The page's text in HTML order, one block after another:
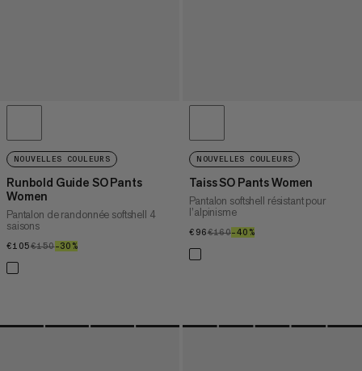
NOUVELLES COULEURS
Runbold Guide SO Pants
Women
Pantalon de randonnée softshell 4
saisons
€105€105
€150€150
–30%
NOUVELLES COULEURS
Taiss SO Pants Women
Pantalon softshell résistant pour
l’alpinisme
€96€96
€160€160
–40%